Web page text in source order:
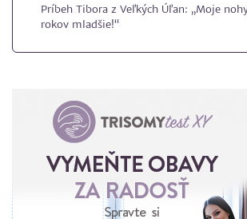
Príbeh Tibora z Veľkých Úľan: „Moje
rokov mladšie!“